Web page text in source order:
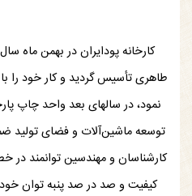
طاهری تأسیس گردید و کار خود را
نمود، در سالهای بعد واحد چاپ
توسعه ماشین‌آلات و فضای تولید
کارشناسان و مهندسین توانمند در
کیفیت و صد در صد پنبه توان خود